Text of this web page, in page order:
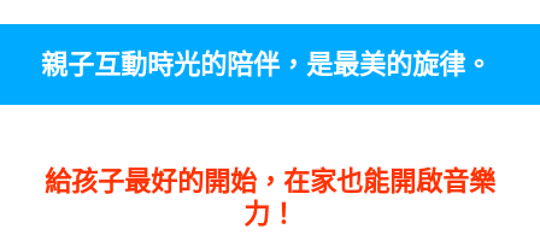
親⼦互動時光的陪伴，是最美的旋律。
給孩子最好的開始，在家也能開啟音樂
力！